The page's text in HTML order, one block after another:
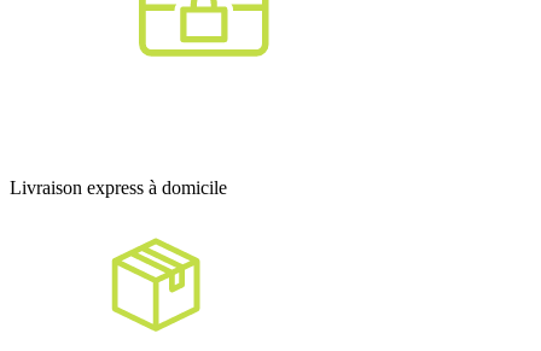
Livraison express à domicile